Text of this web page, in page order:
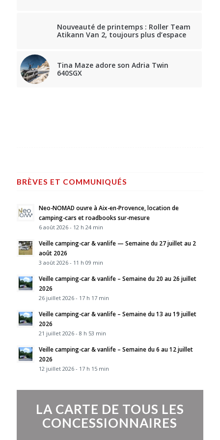
Nouveauté de printemps : Roller Team
Atikann Van 2, toujours plus d’espace
Tina Maze adore son Adria Twin
640SGX
BRÈVES ET COMMUNIQUÉS
Neo-NOMAD ouvre à Aix-en-Provence, location de
camping-cars et roadbooks sur-mesure
6 août 2026 - 12 h 24 min
Veille camping-car & vanlife — Semaine du 27 juillet au 2
août 2026
3 août 2026 - 11 h 09 min
Veille camping-car & vanlife – Semaine du 20 au 26 juillet
2026
26 juillet 2026 - 17 h 17 min
Veille camping-car & vanlife – Semaine du 13 au 19 juillet
2026
21 juillet 2026 - 8 h 53 min
Veille camping-car & vanlife – Semaine du 6 au 12 juillet
2026
12 juillet 2026 - 17 h 15 min
LA CARTE DE TOUS LES
CONCESSIONNAIRES